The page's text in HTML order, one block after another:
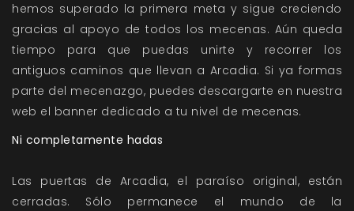
hemos superado la primera meta y sigue creciendo
gracias al apoyo de todos los mecenas. Aún queda
tiempo para que puedas unirte y recorrer los
antiguos caminos que llevan a Arcadia. Si ya formas
parte del mecenazgo, puedes descargarte en nuestra
web el banner dedicado a tu nivel de mecenas.
Ni completamente hadas
Las puertas de Arcadia, el paraíso original, están
cerradas. Sólo permanece el mundo de la